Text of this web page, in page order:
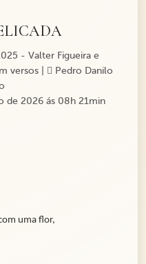
- Valter Figueira e
versos|
Pedro Danilo
de 2026 ás 08h 21min
uma flor,